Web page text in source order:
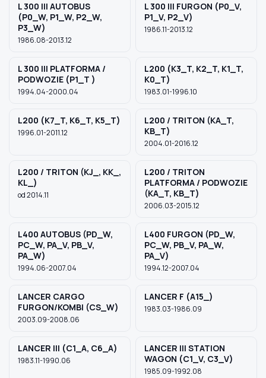
L 300 III AUTOBUS
(P0_W, P1_W, P2_W,
P3_W)
1986.08-2013.12
L 300 III FURGON (P0_V,
P1_V, P2_V)
1986.11-2013.12
L 300 III PLATFORMA /
PODWOZIE (P1_T )
1994.04-2000.04
L200 (K3_T, K2_T, K1_T,
K0_T)
1983.01-1996.10
L200 (K7_T, K6_T, K5_T)
1996.01-2011.12
L200 / TRITON (KA_T,
KB_T)
2004.01-2016.12
L200 / TRITON (KJ_, KK_,
KL_)
od 2014.11
L200 / TRITON
PLATFORMA / PODWOZIE
(KA_T, KB_T)
2006.03-2015.12
L400 AUTOBUS (PD_W,
PC_W, PA_V, PB_V,
PA_W)
1994.06-2007.04
L400 FURGON (PD_W,
PC_W, PB_V, PA_W,
PA_V)
1994.12-2007.04
LANCER CARGO
FURGON/KOMBI (CS_W)
2003.09-2008.06
LANCER F (A15_)
1983.03-1986.09
LANCER III (C1_A, C6_A)
1983.11-1990.06
LANCER III STATION
WAGON (C1_V, C3_V)
1985.09-1992.08